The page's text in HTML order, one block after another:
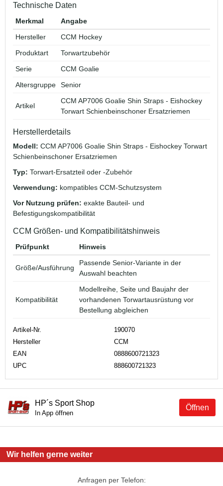
Technische Daten
Merkmal
Angabe
Hersteller
CCM Hockey
Produktart
Torwartzubehör
Serie
CCM Goalie
Altersgruppe
Senior
Artikel
CCM AP7006 Goalie Shin Straps - Eishockey
Torwart Schienbeinschoner Ersatzriemen
Herstellerdetails
Modell: CCM AP7006 Goalie Shin Straps - Eishockey Torwart
Schienbeinschoner Ersatzriemen
Typ: Torwart-Ersatzteil oder -Zubehör
Verwendung: kompatibles CCM-Schutzsystem
Vor Nutzung prüfen: exakte Bauteil- und
Befestigungskompatibilität
CCM Größen- und Kompatibilitätshinweis
Prüfpunkt Hinweis
Größe/Ausführung
Passende Senior-Variante in der
Auswahl beachten
Kompatibilität
Modellreihe, Seite und Baujahr der
vorhandenen Torwartausrüstung vor
Bestellung abgleichen
Artikel-Nr.
190070
Hersteller
CCM
EAN
0888600721323
UPC
888600721323
Öffnen
HP´s Sport Shop
In App öffnen
Wir helfen gerne weiter
Anfragen per Telefon: